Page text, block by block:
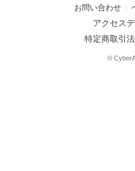
お問い合わせ
アクセス
特定商取引
©